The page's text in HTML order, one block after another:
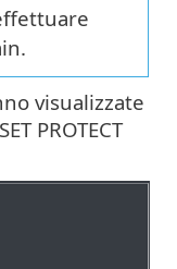
visualizzate
PROTECT